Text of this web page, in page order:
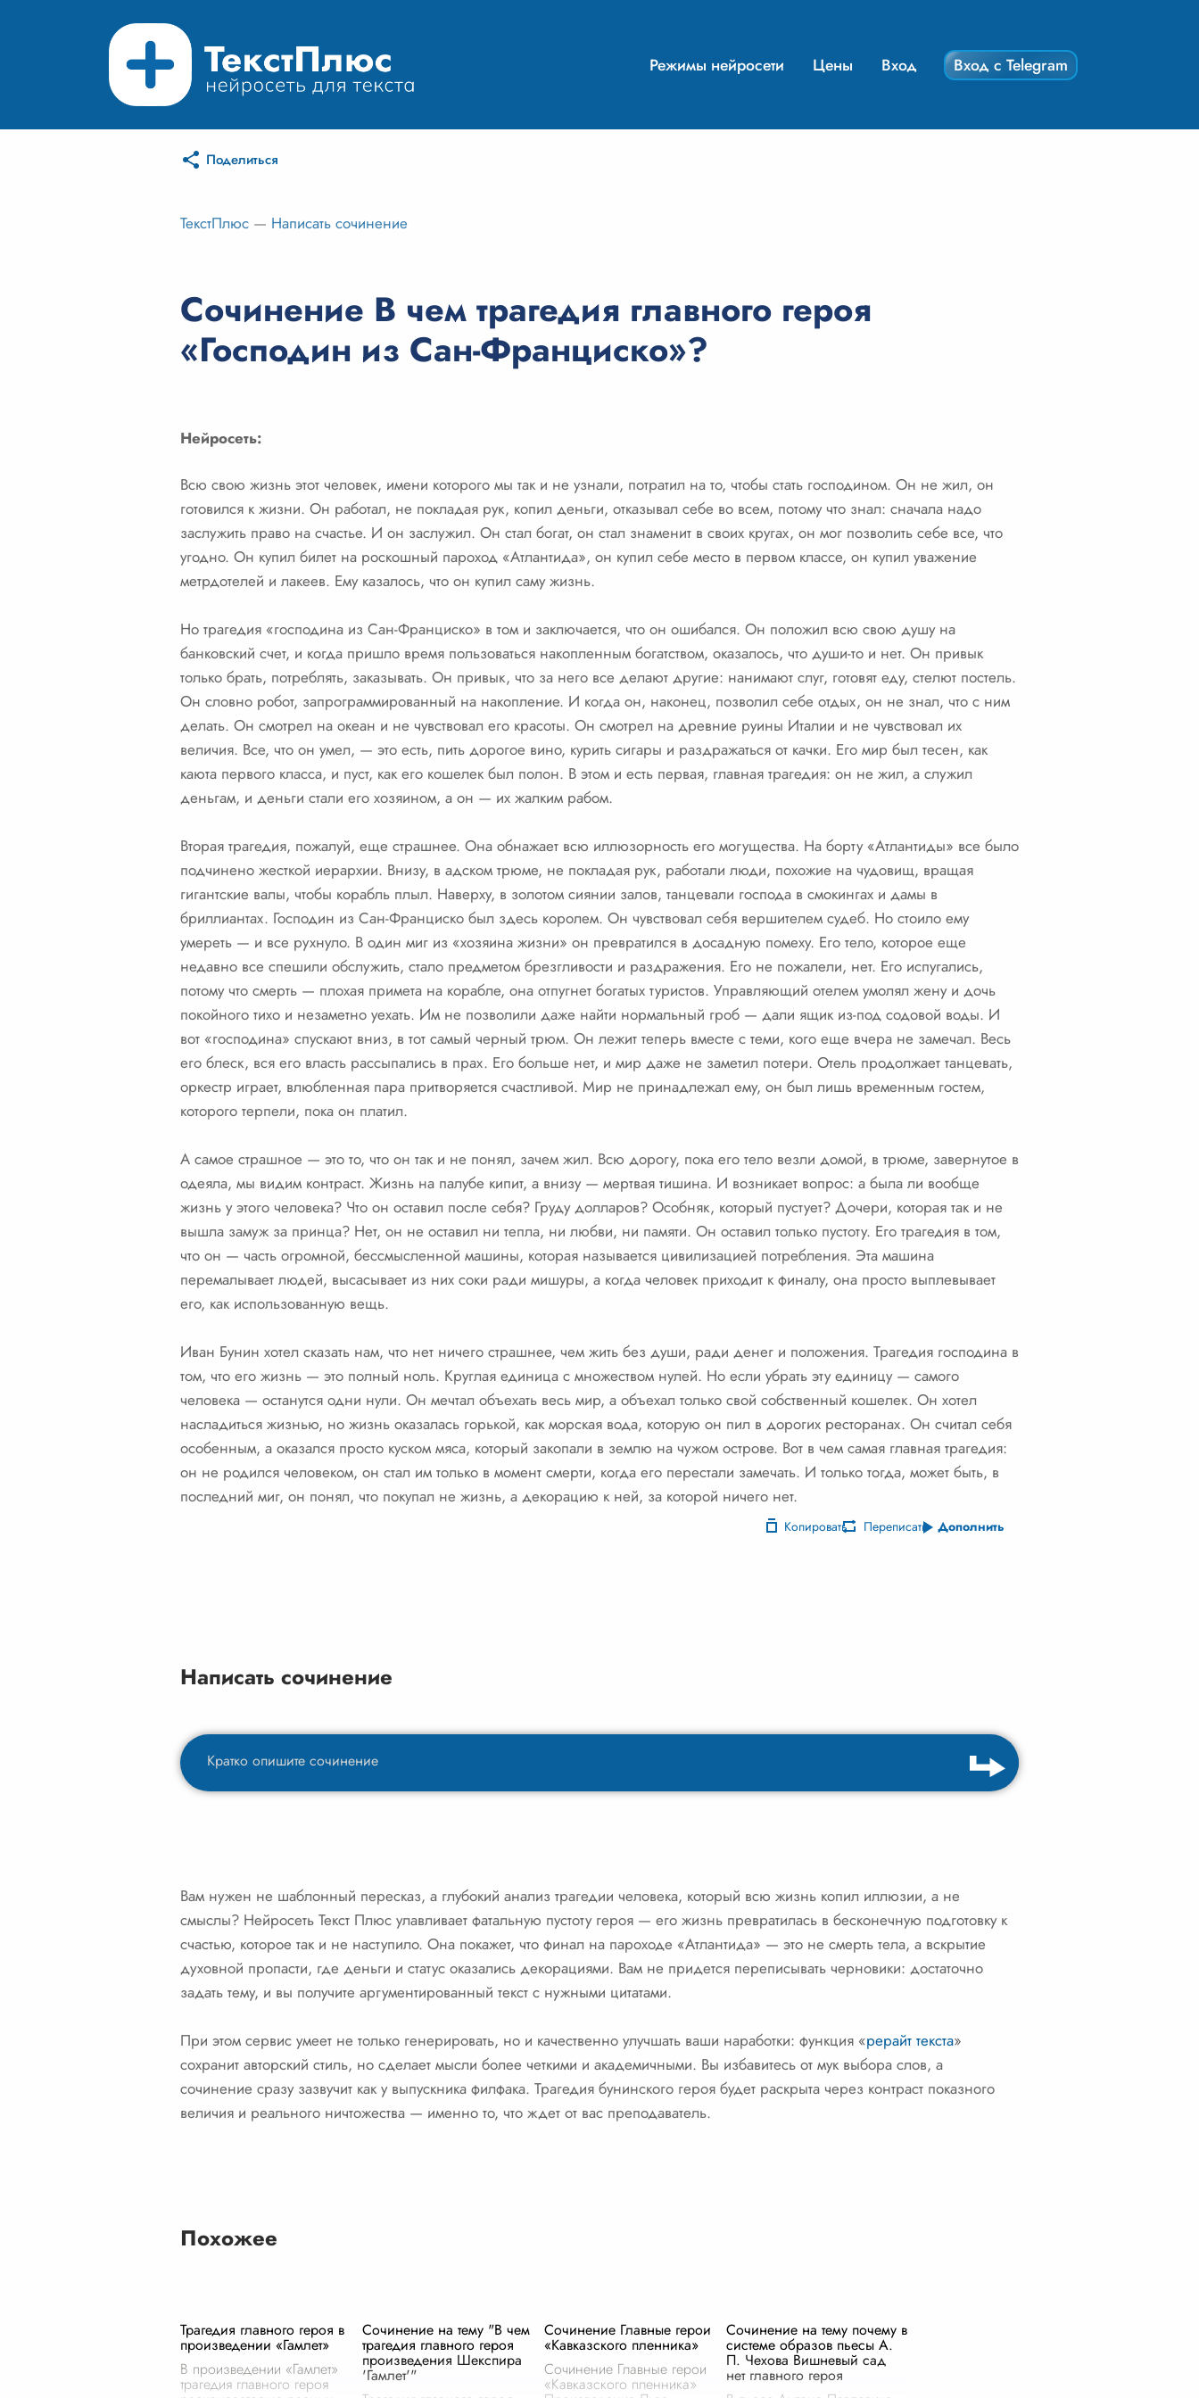
Режимы нейросети Цены Вход Вход с Telegram
Поделиться
ТекстПлюс — Написать сочинение
Сочинение В чем трагедия главного героя
«Господин из Сан-Франциско»?
Нейросеть:
Всю свою жизнь этот человек, имени которого мы так и не узнали, потратил на то, чтобы стать господином. Он не жил, он
готовился к жизни. Он работал, не покладая рук, копил деньги, отказывал себе во всем, потому что знал: сначала надо
заслужить право на счастье. И он заслужил. Он стал богат, он стал знаменит в своих кругах, он мог позволить себе все, что
угодно. Он купил билет на роскошный пароход «Атлантида», он купил себе место в первом классе, он купил уважение
метрдотелей и лакеев. Ему казалось, что он купил саму жизнь.
Но трагедия «господина из Сан-Франциско» в том и заключается, что он ошибался. Он положил всю свою душу на
банковский счет, и когда пришло время пользоваться накопленным богатством, оказалось, что души-то и нет. Он привык
только брать, потреблять, заказывать. Он привык, что за него все делают другие: нанимают слуг, готовят еду, стелют постель.
Он словно робот, запрограммированный на накопление. И когда он, наконец, позволил себе отдых, он не знал, что с ним
делать. Он смотрел на океан и не чувствовал его красоты. Он смотрел на древние руины Италии и не чувствовал их
величия. Все, что он умел, — это есть, пить дорогое вино, курить сигары и раздражаться от качки. Его мир был тесен, как
каюта первого класса, и пуст, как его кошелек был полон. В этом и есть первая, главная трагедия: он не жил, а служил
деньгам, и деньги стали его хозяином, а он — их жалким рабом.
Вторая трагедия, пожалуй, еще страшнее. Она обнажает всю иллюзорность его могущества. На борту «Атлантиды» все было
подчинено жесткой иерархии. Внизу, в адском трюме, не покладая рук, работали люди, похожие на чудовищ, вращая
гигантские валы, чтобы корабль плыл. Наверху, в золотом сиянии залов, танцевали господа в смокингах и дамы в
бриллиантах. Господин из Сан-Франциско был здесь королем. Он чувствовал себя вершителем судеб. Но стоило ему
умереть — и все рухнуло. В один миг из «хозяина жизни» он превратился в досадную помеху. Его тело, которое еще
недавно все спешили обслужить, стало предметом брезгливости и раздражения. Его не пожалели, нет. Его испугались,
потому что смерть — плохая примета на корабле, она отпугнет богатых туристов. Управляющий отелем умолял жену и дочь
покойного тихо и незаметно уехать. Им не позволили даже найти нормальный гроб — дали ящик из-под содовой воды. И
вот «господина» спускают вниз, в тот самый черный трюм. Он лежит теперь вместе с теми, кого еще вчера не замечал. Весь
его блеск, вся его власть рассыпались в прах. Его больше нет, и мир даже не заметил потери. Отель продолжает танцевать,
оркестр играет, влюбленная пара притворяется счастливой. Мир не принадлежал ему, он был лишь временным гостем,
которого терпели, пока он платил.
А самое страшное — это то, что он так и не понял, зачем жил. Всю дорогу, пока его тело везли домой, в трюме, завернутое в
одеяла, мы видим контраст. Жизнь на палубе кипит, а внизу — мертвая тишина. И возникает вопрос: а была ли вообще
жизнь у этого человека? Что он оставил после себя? Груду долларов? Особняк, который пустует? Дочери, которая так и не
вышла замуж за принца? Нет, он не оставил ни тепла, ни любви, ни памяти. Он оставил только пустоту. Его трагедия в том,
что он — часть огромной, бессмысленной машины, которая называется цивилизацией потребления. Эта машина
перемалывает людей, высасывает из них соки ради мишуры, а когда человек приходит к финалу, она просто выплевывает
его, как использованную вещь.
Иван Бунин хотел сказать нам, что нет ничего страшнее, чем жить без души, ради денег и положения. Трагедия господина в
том, что его жизнь — это полный ноль. Круглая единица с множеством нулей. Но если убрать эту единицу — самого
человека — останутся одни нули. Он мечтал объехать весь мир, а объехал только свой собственный кошелек. Он хотел
насладиться жизнью, но жизнь оказалась горькой, как морская вода, которую он пил в дорогих ресторанах. Он считал себя
особенным, а оказался просто куском мяса, который закопали в землю на чужом острове. Вот в чем самая главная трагедия:
он не родился человеком, он стал им только в момент смерти, когда его перестали замечать. И только тогда, может быть, в
последний миг, он понял, что покупал не жизнь, а декорацию к ней, за которой ничего нет.
Копировать Переписать Дополнить
Написать сочинение
Вам нужен не шаблонный пересказ, а глубокий анализ трагедии человека, который всю жизнь копил иллюзии, а не
смыслы? Нейросеть Текст Плюс улавливает фатальную пустоту героя — его жизнь превратилась в бесконечную подготовку к
счастью, которое так и не наступило. Она покажет, что финал на пароходе «Атлантида» — это не смерть тела, а вскрытие
духовной пропасти, где деньги и статус оказались декорациями. Вам не придется переписывать черновики: достаточно
задать тему, и вы получите аргументированный текст с нужными цитатами.
При этом сервис умеет не только генерировать, но и качественно улучшать ваши наработки: функция «рерайт текста»
сохранит авторский стиль, но сделает мысли более четкими и академичными. Вы избавитесь от мук выбора слов, а
сочинение сразу зазвучит как у выпускника филфака. Трагедия бунинского героя будет раскрыта через контраст показного
величия и реального ничтожества — именно то, что ждет от вас преподаватель.
Похожее
Трагедия главного героя в
произведении «Гамлет»
В произведении «Гамлет»
трагедия главного героя
Сочинение на тему "В чем
трагедия главного героя
произведения Шекспира
'Гамлет'"
Сочинение Главные герои
«Кавказского пленника»
Сочинение Главные герои
«Кавказского пленника»
Сочинение на тему почему в
системе образов пьесы А.
П. Чехова Вишневый сад
нет главного героя